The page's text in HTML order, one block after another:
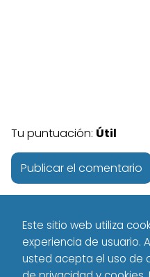
Tu puntuación: Útil
Este sitio web utiliza
experiencia de usuario.
usted acepta el uso de